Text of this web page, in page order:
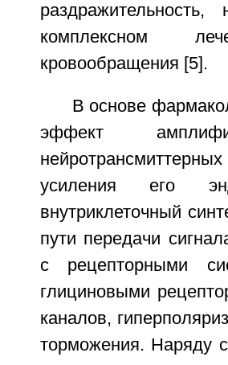
комплексном
кровообращения [5].
В основе
эффект
усиления его
внутриклеточный
пути передачи
с рецепторными
глициновыми
каналов,
торможения. Наряду